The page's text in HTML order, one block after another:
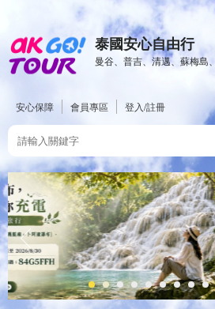
泰國安心自由行
曼谷、普吉、清邁、蘇梅島
安心保障 會員專區 登入/註冊